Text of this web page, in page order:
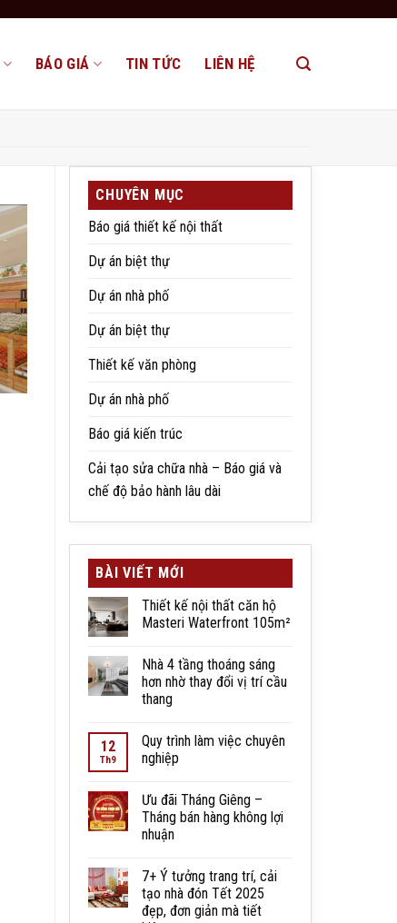
BÁO GIÁ TIN TỨC LIÊN HỆ
CHUYÊN MỤC
Báo giá thiết kế nội thất
Dự án biệt thự
Dự án nhà phố
Dự án biệt thự
Thiết kế văn phòng
Dự án nhà phố
Báo giá kiến trúc
Cải tạo sửa chữa nhà – Báo giá và
chế độ bảo hành lâu dài
BÀI VIẾT MỚI
Thiết kế nội thất căn hộ
Masteri Waterfront 105m²
Nhà 4 tầng thoáng sáng
hơn nhờ thay đổi vị trí cầu
thang
12
Th9
Quy trình làm việc chuyên
nghiệp
Ưu đãi Tháng Giêng –
Tháng bán hàng không lợi
nhuận
7+ Ý tưởng trang trí, cải
tạo nhà đón Tết 2025
đẹp, đơn giản mà tiết